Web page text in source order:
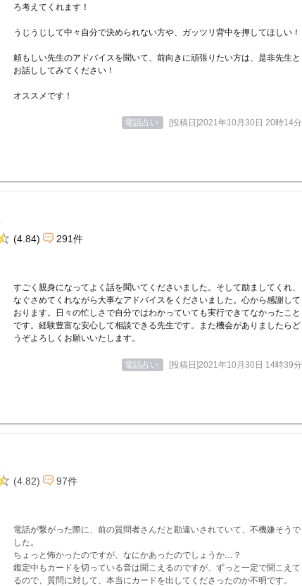
ろ考えてくれます！
うじうじして中々自分で決められない方や、ガッツリ背中を押してほしい！
頼もしい先生のアドバイスを聞いて、前向きに頑張りたい方は、是非先生と
お話ししてみてください！
オススメです！
電話占い [投稿日]2021年10月30日 20時14分
(4.84) 291件
すごく親身になってよく話を聞いてくださいました。そして励ましてくれ、
なぐさめてくれながら大事なアドバイスをくださいました。心から感謝して
おります。日々の忙しさで自分ではわかっていても実行できてなかったこと
です。経験豊富な安心して相談できる先生です。また機会がありましたらど
うぞよろしくお願いいたします。
電話占い [投稿日]2021年10月30日 14時39分
(4.82) 97件
電話が繋がった際に、前の質問者さんだと勘違いされていて、不機嫌そうで
した。
ちょっと怖かったのですが、なにかあったのでしょうか…？
鑑定中もカードを切っている音は聞こえるのですが、ずっと一定で聞こえて
るので、質問に対して、本当にカードを出してくださったのか不明です。